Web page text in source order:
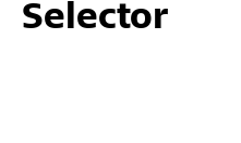
Selector